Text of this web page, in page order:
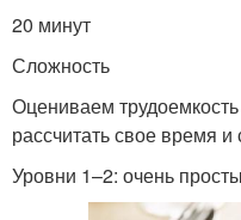
20 минут
Сложность
Оцениваем
рассчитать свое время и
Уровни 1–2: очень